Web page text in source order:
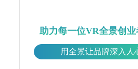
助力每一位VR全景创业
用全景让品牌深入人